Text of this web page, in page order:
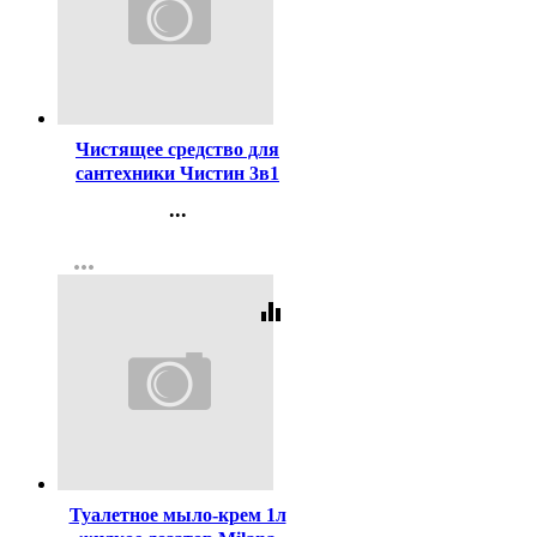
Чистящее средство для
сантехники Чистин 3в1
...
Регистрация
more_horiz
equalizer
Туалетное мыло-крем 1л